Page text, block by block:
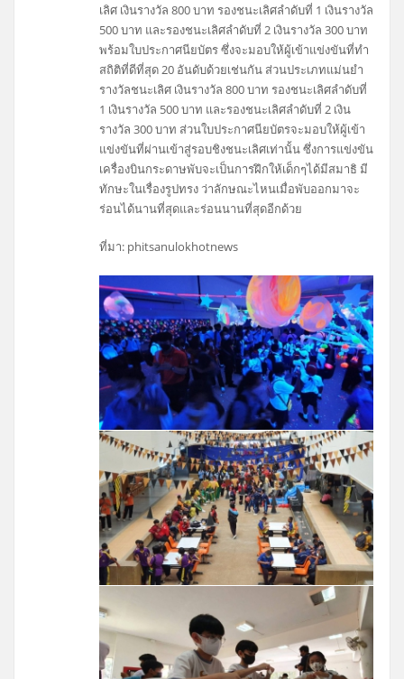
เลิศ เงินรางวัล 800 บาท รองชนะเลิศลำดับที่ 1 เงินรางวัล
500 บาท และรองชนะเลิศลำดับที่ 2 เงินรางวัล 300 บาท
พร้อมใบประกาศนียบัตร ซึ่งจะมอบให้ผู้เข้าแข่งขันที่ทำ
สถิติที่ดีที่สุด 20 อันดับด้วยเช่นกัน ส่วนประเภทแม่นยำ
รางวัลชนะเลิศ เงินรางวัล 800 บาท รองชนะเลิศลำดับที่
1 เงินรางวัล 500 บาท และรองชนะเลิศลำดับที่ 2 เงิน
รางวัล 300 บาท ส่วนใบประกาศนียบัตรจะมอบให้ผู้เข้า
แข่งขันที่ผ่านเข้าสู่รอบชิงชนะเลิศเท่านั้น ซึ่งการแข่งขัน
เครื่องบินกระดาษพับจะเป็นการฝึกให้เด็กๆได้มีสมาธิ มี
ทักษะในเรื่องรูปทรง ว่าลักษณะไหนเมื่อพับออกมาจะ
ร่อนได้นานที่สุดและร่อนนานที่สุดอีกด้วย
ที่มา: phitsanulokhotnews